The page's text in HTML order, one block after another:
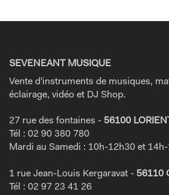
SEVENEANT MUSIQUE
Vente d'instruments de musiques,
éclairage, vidéo et DJ Shop.
27 rue des fontaines - 56100
Tél : 02 90 380 780
Mardi au Samedi : 10h-12h30 et
1 rue Jean-Louis Kergaravat - 56110
Tél : 02 97 23 41 26